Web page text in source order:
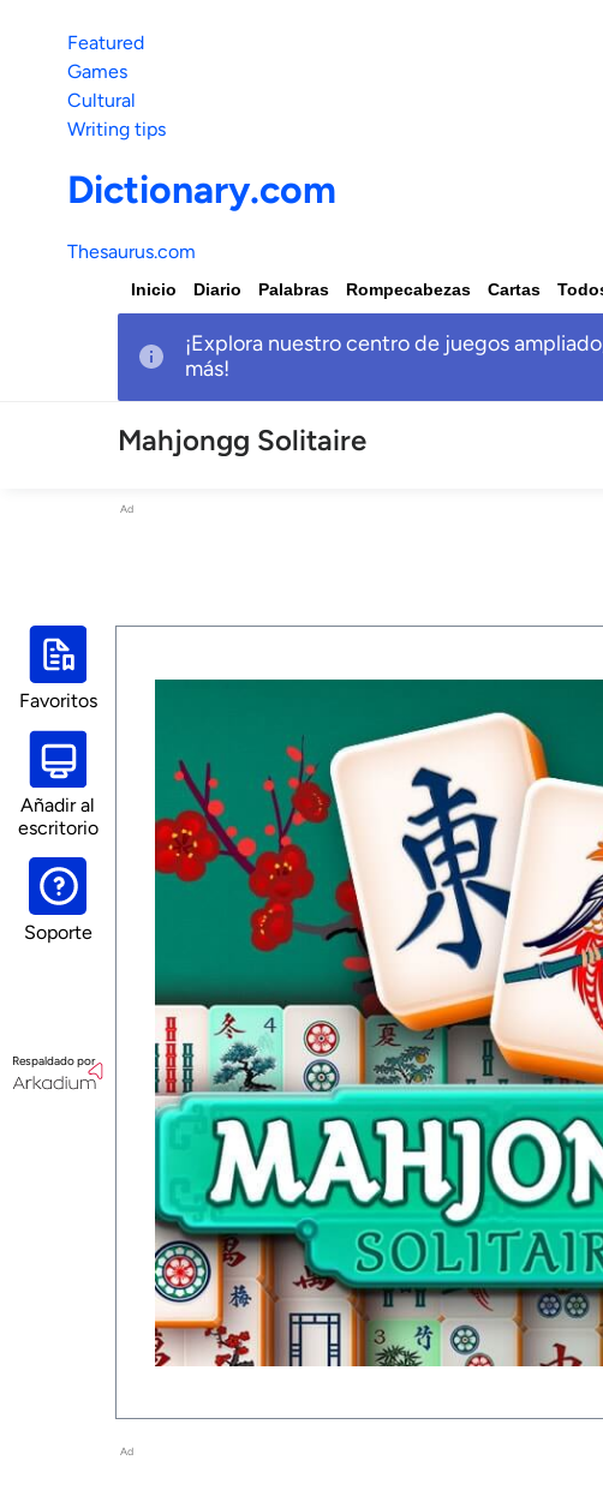
Featured
Games
Cultural
Writing tips
Dictionary.com
Thesaurus.com
Inicio Diario Palabras Rompecabezas Cartas
¡Explora nuestro centro de juegos
más!
Mahjongg Solitaire
Ad
Favoritos
Añadir al
escritorio
Soporte
Respaldado por
Ad